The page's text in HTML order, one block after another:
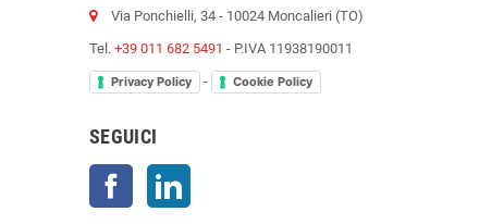
Via Ponchielli, 34 - 10024 Moncalieri (TO)
Tel. +39 011 682 5491 - P.IVA 11938190011
Privacy Policy - Cookie Policy
SEGUICI
Facebook